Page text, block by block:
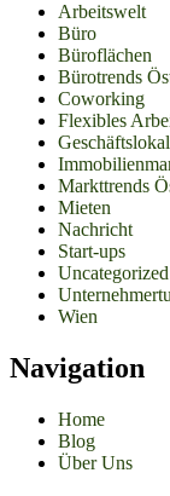
Arbeitswelt
Büro
Büroflächen
Bürotrends
Coworking
Flexibles
Markttrends
Mieten
Nachricht
Start-ups
Uncategorized
Wien
Navigation
Home
Blog
Über Uns